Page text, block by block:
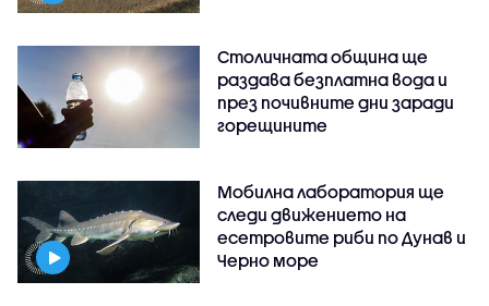
Столичната община ще
раздава безплатна вода и
през почивните дни заради
горещините
Мобилна лаборатория ще
следи движението на
есетровите риби по Дунав и
Черно море